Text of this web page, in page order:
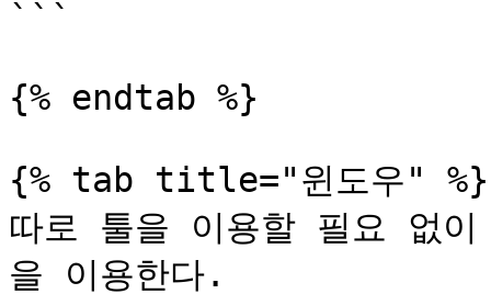
```
{% endtab %}
{% tab title="윈도우" %}
따로 툴을 이용할 필요 없
을 이용한다.